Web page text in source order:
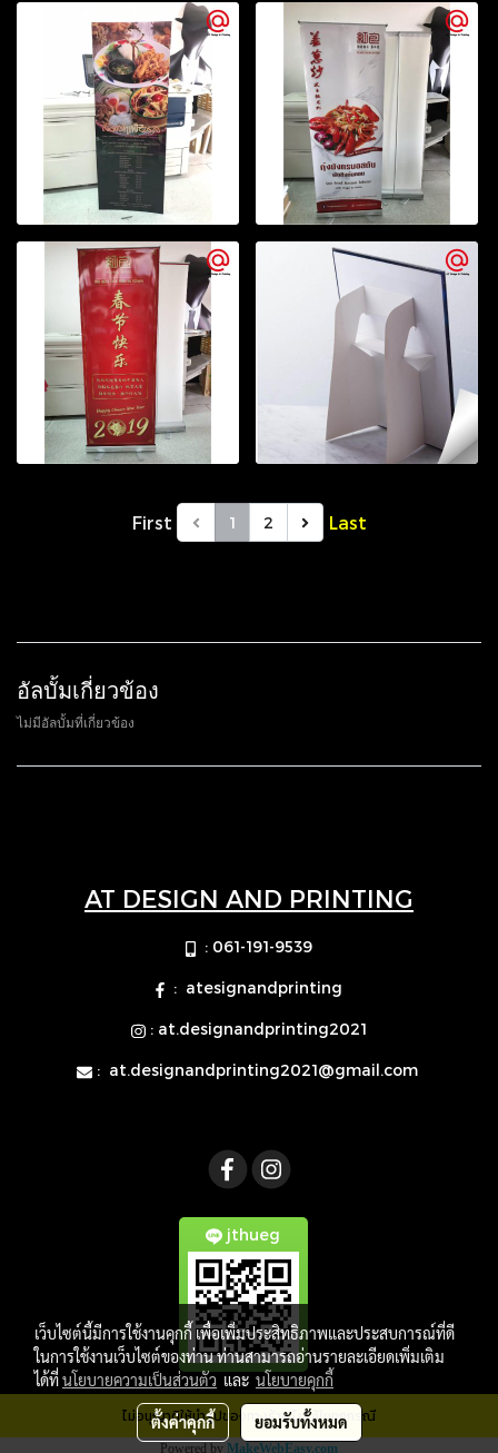
First 1 2 Last
อัลบั้มเกี่ยวข้อง
ไม่มีอัลบั้มที่เกี่ยวข้อง
AT DESIGN AND PRINTING
: 061-191-9539
: atesignandprinting
: at.designandprinting2021
: at.designandprinting2021@gmail.com
jthueg
ไม่อนุญาติให้นำรูปของทางร้าน ไปใช้ในทุกกรณี
Powered by MakeWebEasy.com
เว็บไซต์นี้มีการใช้งานคุกกี้ เพื่อเพิ่มประสิทธิภาพและประสบการณ์ที่ดี
ในการใช้งานเว็บไซต์ของท่าน ท่านสามารถอ่านรายละเอียดเพิ่มเติม
ได้ที่นโยบายความเป็นส่วนตัว และ นโยบายคุกกี้
ตั้งค่าคุกกี้ ยอมรับทั้งหมด